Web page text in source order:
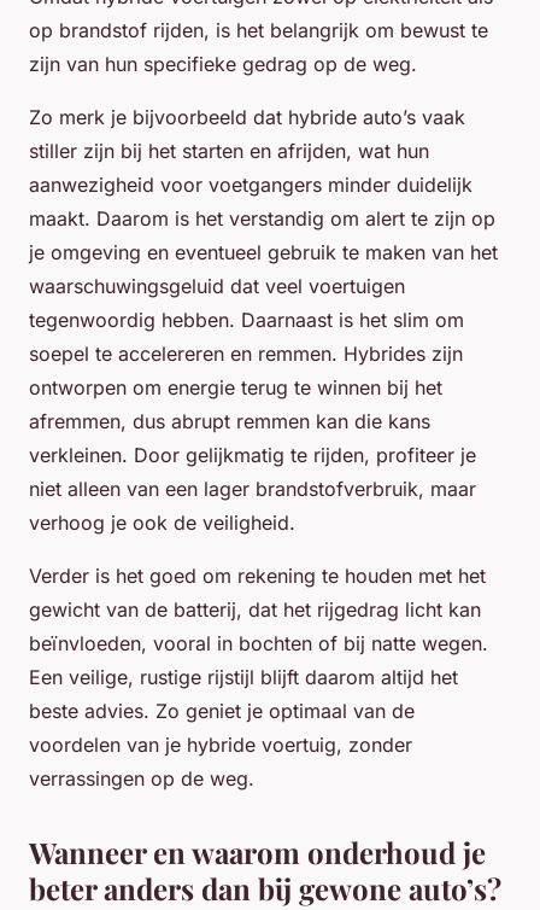
op brandstof rijden, is het belangrijk om bewust te
zijn van hun specifieke gedrag op de weg.
Zo merk je bijvoorbeeld dat hybride auto’s vaak
stiller zijn bij het starten en afrijden, wat hun
aanwezigheid voor voetgangers minder duidelijk
maakt. Daarom is het verstandig om alert te zijn op
je omgeving en eventueel gebruik te maken van het
waarschuwingsgeluid dat veel voertuigen
tegenwoordig hebben. Daarnaast is het slim om
soepel te accelereren en remmen. Hybrides zijn
ontworpen om energie terug te winnen bij het
afremmen, dus abrupt remmen kan die kans
verkleinen. Door gelijkmatig te rijden, profiteer je
niet alleen van een lager brandstofverbruik, maar
verhoog je ook de veiligheid.
Verder is het goed om rekening te houden met het
gewicht van de batterij, dat het rijgedrag licht kan
beïnvloeden, vooral in bochten of bij natte wegen.
Een veilige, rustige rijstijl blijft daarom altijd het
beste advies. Zo geniet je optimaal van de
voordelen van je hybride voertuig, zonder
verrassingen op de weg.
Wanneer en waarom onderhoud je
beter anders dan bij gewone auto’s?